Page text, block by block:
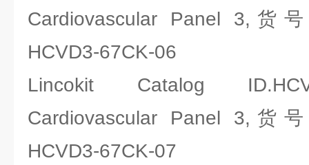
Cardiovascular Panel 3,货
HCVD3-67CK-06
Lincokit Catalog
Cardiovascular Panel 3,货
HCVD3-67CK-07